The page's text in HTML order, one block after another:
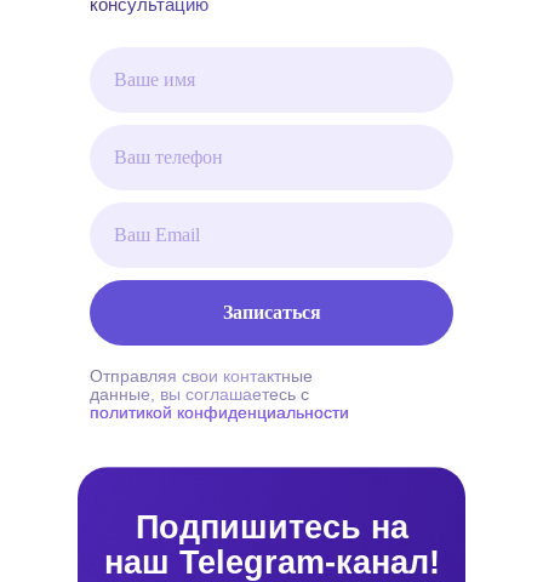
Отправляя свои контактные
данные, вы соглашаетесь с
политикой конфиденциальности
консультацию
Записаться
Подпишитесь на
наш Telegram-канал!